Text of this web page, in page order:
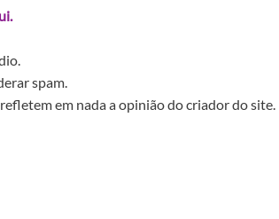
spam.
em nada a opinião do criador do site.